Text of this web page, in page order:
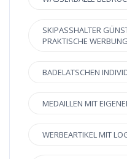
SKIPASSHALTER
PRAKTISCHE
BADELATSCHEN
MEDAILLEN MIT
WERBEARTIKEL MIT